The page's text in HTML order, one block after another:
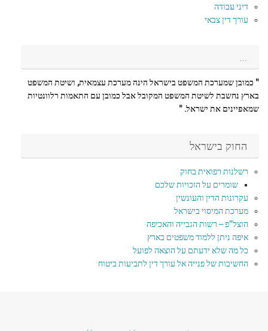
דיני עבודה
עורך דין צבאי
…
" כמובן שמערכת המשפט בישראל הינה מערכת עצמאית, ושיטת המשפט
בארץ נחשבת לשיטת המשפט המקובל אבל כמובן עם התאמות רלוונטיות
שמאפיינים את ישראל. "
החוק בישראל
רשלנות רפואית בחוק
שומרים על הזכויות שלכם
עקרונות הדין והעונשין
מערכת המיסוי בישראל
הוצל"פ – רשות הגבייה והאכיפה
איפה ניתן ללמוד משפטים בארץ
כל מה שלא ידעתם על הוצאה לפועל
החשיבות של פנייה אל עורך דין לתביעות ביטוח